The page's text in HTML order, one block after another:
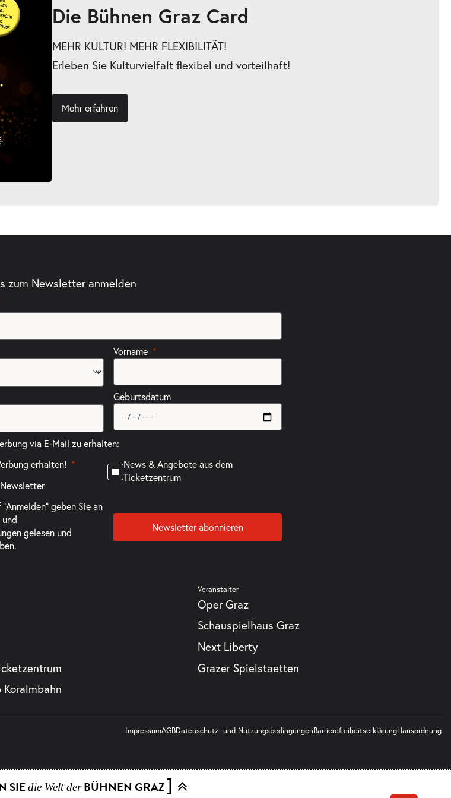
Die Bühnen Graz Card
MEHR KULTUR! MEHR FLEXIBILITÄT!
Erleben Sie Kulturvielfalt flexibel und vorteilhaft!
Mehr erfahren
zum Newsletter anmelden
Vorname
Geburtsdatum
via E-Mail zu erhalten:
erhalten!
News & Angebote aus dem
Ticketzentrum
geben Sie an
gelesen und
Newsletter abonnieren
Veranstalter
Oper Graz
Schauspielhaus Graz
Next Liberty
Grazer Spielstaetten
ImpressumAGBDatenschutz- und NutzungsbedingungenBarrierefreiheitserklärungHausordnung
SIEdie Welt derBÜHNEN GRAZ]